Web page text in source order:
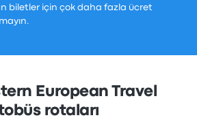
biletler için çok daha fazla ücret
European Travel
rotaları